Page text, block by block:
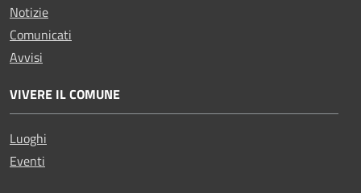
Notizie
Comunicati
Avvisi
VIVERE IL COMUNE
Luoghi
Eventi